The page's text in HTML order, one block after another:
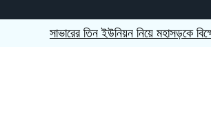
সাভারের তিন ইউনিয়ন নিয়ে মহাসড়কে বিক্ষোভ